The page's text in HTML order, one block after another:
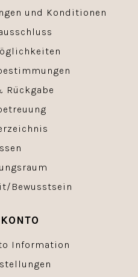
und Konditionen
Rückgabe
Bewusstsein
Information